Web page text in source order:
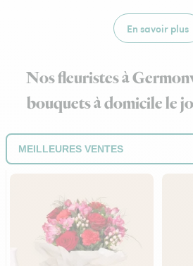
En savoir plus
Nos fleuristes à
bouquets à domicile le